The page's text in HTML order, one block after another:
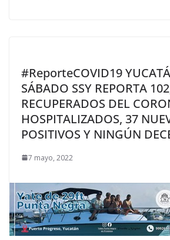
#ReporteCOVID19
SÁBADO SSY REPORTA
RECUPERADOS DEL
HOSPITALIZADOS, 37
POSITIVOS Y NINGÚN
7 mayo, 2022